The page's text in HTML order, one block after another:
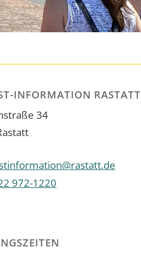
INFORMATION RASTATT
34
972-1220